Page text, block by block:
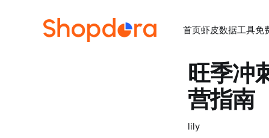
首页虾皮数据工具免
旺季冲
营指南
lily